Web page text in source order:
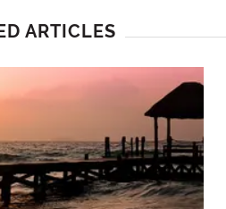
ARTICLES